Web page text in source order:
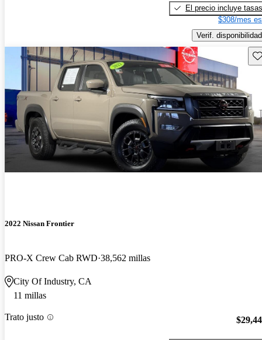
El precio incluye tasas
$308/mes
Verif. disponibilidad
2022 Nissan Frontier
PRO-X Crew Cab RWD 38,562 millas
City Of Industry, CA
11 millas
Trato justo